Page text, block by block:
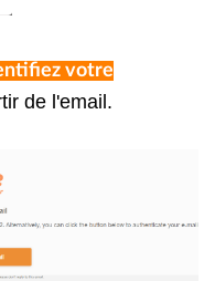
votre
de l'email.